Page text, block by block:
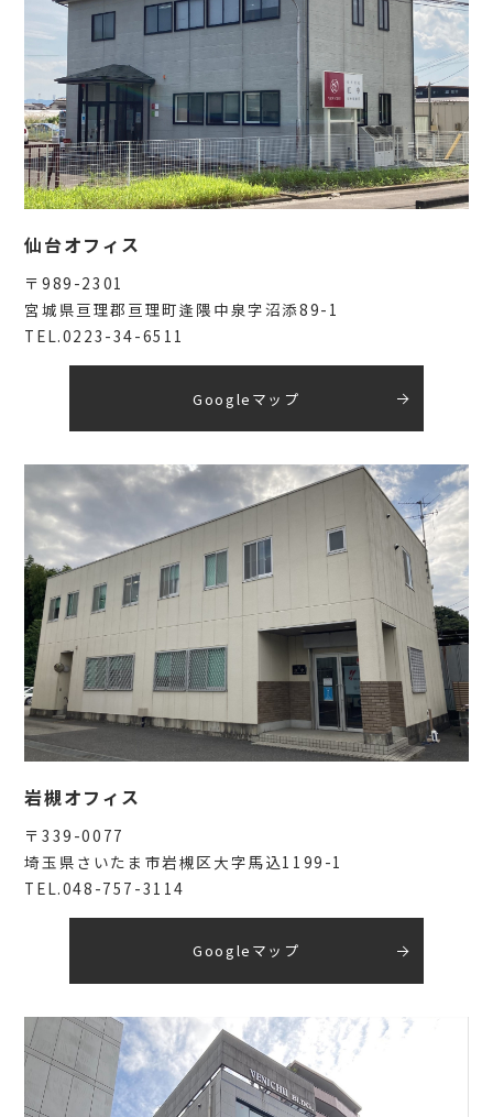
仙台オフィス
〒989-2301
宮城県亘理郡亘理町逢隈中泉字沼添89-1
TEL.0223-34-6511
Googleマップ
岩槻オフィス
〒339-0077
埼玉県さいたま市岩槻区大字馬込1199-1
TEL.048-757-3114
Googleマップ